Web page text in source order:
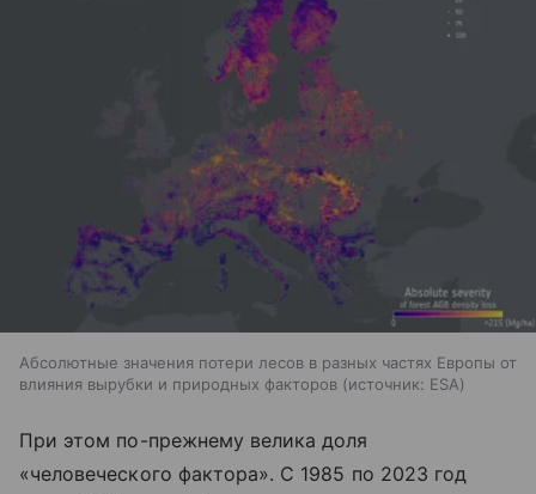
Абсолютные значения потери лесов в разных частях Европы от
влияния вырубки и природных факторов
источник: ESA
При этом по-прежнему велика доля
«человеческого фактора». С 1985 по 2023 год